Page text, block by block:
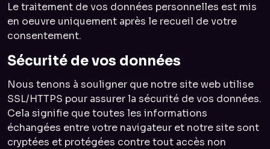
Le traitement de vos données personnelles est mis
en oeuvre uniquement après le recueil de votre
consentement.
Sécurité de vos données
Nous tenons à souligner que notre site web utilise
SSL/HTTPS pour assurer la sécurité de vos données.
Cela signifie que toutes les informations
échangées entre votre navigateur et notre site sont
cryptées et protégées contre tout accès non